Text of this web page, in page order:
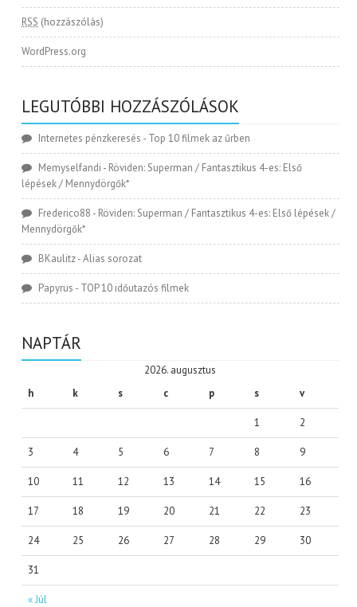
RSS (hozzászólás)
WordPress.org
LEGUTÓBBI HOZZÁSZÓLÁSOK
Internetes pénzkeresés - Top 10 filmek az űrben
Memyselfandi - Röviden: Superman / Fantasztikus 4-es: Első
lépések / Mennydörgők*
Frederico88 - Röviden: Superman / Fantasztikus 4-es: Első lépések /
Mennydörgők*
BKaulitz-Alias sorozat
Papyrus - TOP 10 időutazós filmek
NAPTÁR
2026. augusztus
h
k s c p s v
« Júl
1 2
3 4 5 6 7 8 9
10 11 12 13 14 15 16
17 18 19 20 21 22 23
24 25 26 27 28 29 30
31